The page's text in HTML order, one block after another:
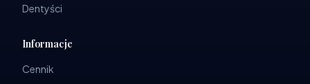
Dentyści
Informacje
Cennik